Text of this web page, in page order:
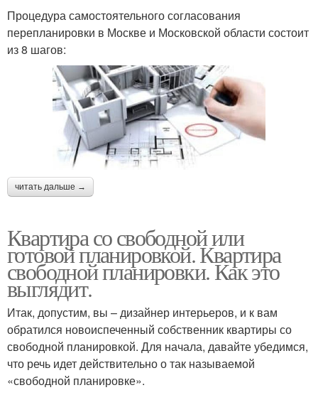
Процедура самостоятельного согласования
перепланировки в Москве и Московской области состоит
из 8 шагов:
читать дальше →
Квартира со свободной или
готовой планировкой. Квартира
свободной планировки. Как это
выглядит.
Итак, допустим, вы – дизайнер интерьеров, и к вам
обратился новоиспеченный собственник квартиры со
свободной планировкой. Для начала, давайте убедимся,
что речь идет действительно о так называемой
«свободной планировке».